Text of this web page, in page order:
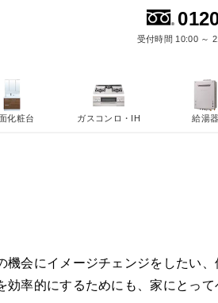
受付時間 10:00 ～
会にイメージチェンジをしたい
率的にするためにも、家にとっ
化粧台 ガスコンロ・IH 給湯器